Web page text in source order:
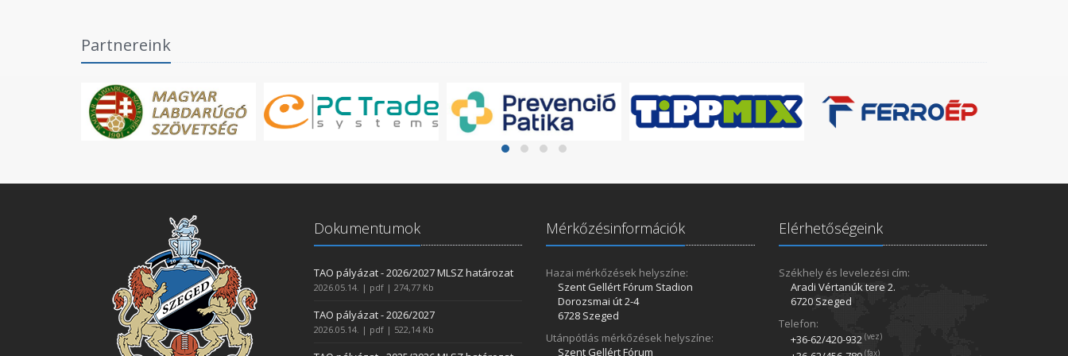
Partnereink
Dokumentumok
TAO pályázat - 2026/2027 MLSZ határozat
2026.05.14. | pdf | 274,77 Kb
TAO pályázat - 2026/2027
2026.05.14. | pdf | 522,14 Kb
Mérkőzésinformációk
Hazai mérkőzések helyszíne:
Szent Gellért Fórum Stadion
Dorozsmai út 2-4
6728 Szeged
Utánpótlás mérkőzések helyszíne:
Szent Gellért Fórum
Elérhetőségeink
Székhely és levelezési cím:
Aradi Vértanúk tere 2.
6720 Szeged
Telefon:
+36-62/420­-932 (vez)
(fax)